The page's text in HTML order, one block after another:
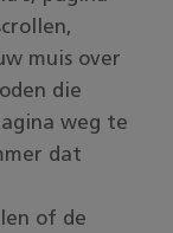
muis over
die
weg te
dat
of de